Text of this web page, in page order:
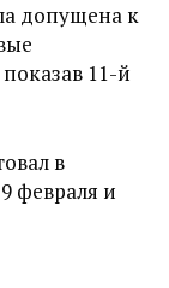
допущена к
11-й
в
февраля и